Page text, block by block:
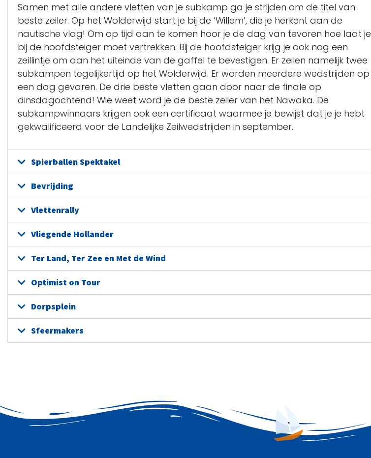
Samen met alle andere vletten van je subkamp ga je strijden om de titel van
beste zeiler. Op het Wolderwijd start je bij de ‘Willem’, die je herkent aan de
nautische vlag! Om op tijd aan te komen hoor je de dag van tevoren hoe laat je
bij de hoofdsteiger moet vertrekken. Bij de hoofdsteiger krijg je ook nog een
zeillintje om aan het uiteinde van de gaffel te bevestigen. Er zeilen namelijk twee
subkampen tegelijkertijd op het Wolderwijd. Er worden meerdere wedstrijden op
een dag gevaren. De drie beste vletten gaan door naar de finale op
dinsdagochtend! Wie weet word je de beste zeiler van het Nawaka. De
subkampwinnaars krijgen ook een certificaat waarmee je bewijst dat je je hebt
gekwalificeerd voor de Landelijke Zeilwedstrijden in september.
Spierballen Spektakel
Bevrijding
Vlettenrally
Vliegende Hollander
Ter Land, Ter Zee en Met de Wind
Optimist on Tour
Dorpsplein
Sfeermakers